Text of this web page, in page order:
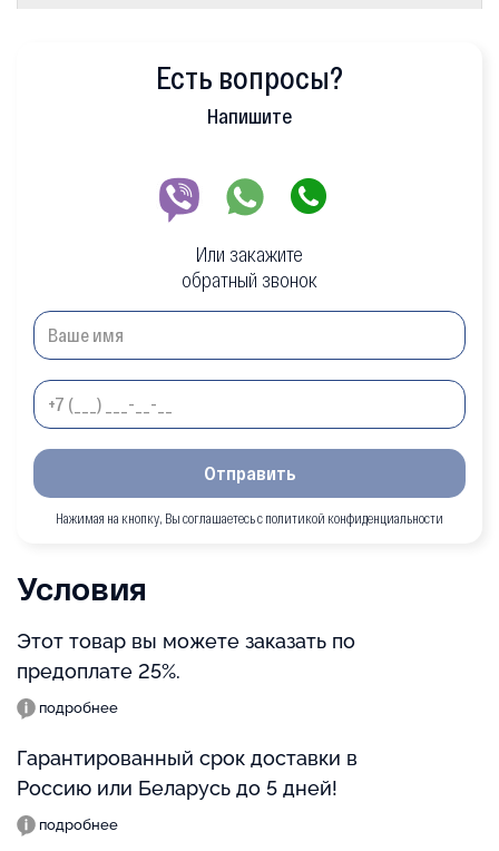
Есть вопросы?
Напишите
Или закажите
обратный звонок
Отправить
Нажимая на кнопку, Вы соглашаетесь с политикой конфиденциальности
Условия
Этот товар вы можете заказать по
предоплате 25%.
подробнее
Гарантированный срок доставки в
Россию или Беларусь до 5 дней!
подробнее